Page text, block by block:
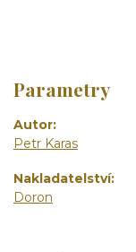
Parametry
Autor
Petr Karas
Nakladatelství
Doron